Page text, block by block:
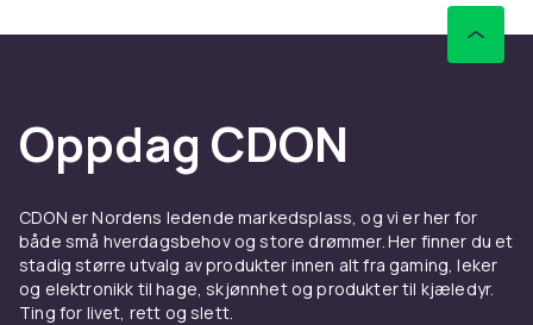
Oppdag CDON
CDON er Nordens ledende markedsplass, og vi er her for
både små hverdagsbehov og store drømmer. Her finner du et
stadig større utvalg av produkter innen alt fra gaming, leker
og elektronikk til hage, skjønnhet og produkter til kjæledyr.
Ting for livet, rett og slett.